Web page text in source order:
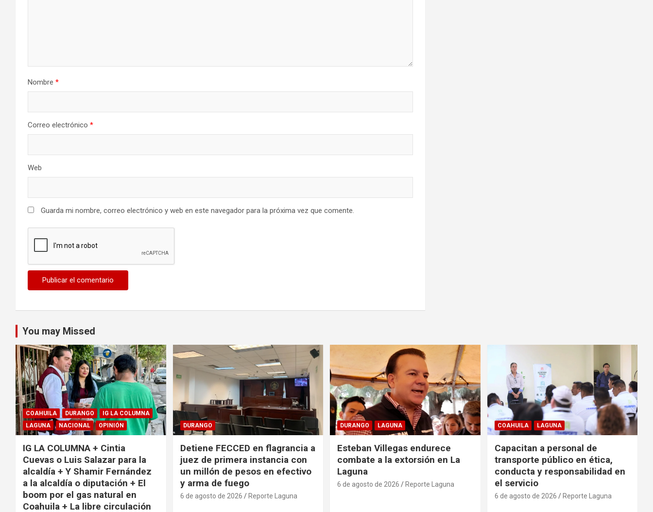
Nombre *
Correo electrónico *
Web
Guarda mi nombre, correo electrónico y web en este navegador para la próxima vez que comente.
You may Missed
COAHUILA DURANGO
IG LA COLUMNA
LAGUNA
NACIONAL OPINIÓN
IG LA COLUMNA + Cintia
Cuevas o Luis Salazar para la
alcaldía + Y Shamir Fernández
a la alcaldía o diputación + El
boom por el gas natural en
Coahuila + La libre circulación
DURANGO
Detiene FECCED en flagrancia a
juez de primera instancia con
un millón de pesos en efectivo
y arma de fuego
6 de agosto de 2026 Reporte Laguna
DURANGO LAGUNA
Esteban Villegas endurece
combate a la extorsión en La
Laguna
6 de agosto de 2026 Reporte Laguna
COAHUILA LAGUNA
Capacitan a personal de
transporte público en ética,
conducta y responsabilidad en
el servicio
6 de agosto de 2026 Reporte Laguna